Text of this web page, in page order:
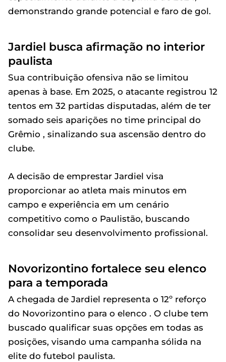
demonstrando grande potencial e faro de gol.
Jardiel busca afirmação no interior
paulista
Sua contribuição ofensiva não se limitou
apenas à base. Em 2025, o atacante registrou 12
tentos em 32 partidas disputadas, além de ter
somado seis aparições no time principal do
Grêmio , sinalizando sua ascensão dentro do
clube.
A decisão de emprestar Jardiel visa
proporcionar ao atleta mais minutos em
campo e experiência em um cenário
competitivo como o Paulistão, buscando
consolidar seu desenvolvimento profissional.
Novorizontino fortalece seu elenco
para a temporada
A chegada de Jardiel representa o 12º reforço
do Novorizontino para o elenco . O clube tem
buscado qualificar suas opções em todas as
posições, visando uma campanha sólida na
elite do futebol paulista.